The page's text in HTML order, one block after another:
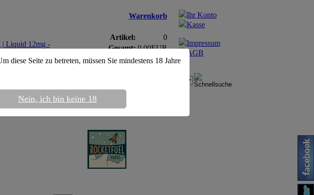
Warenkorb
Artikel:
0
Gesamt: 0,00EUR
Ihr Konto
Kasse
Impressum
AGB
Tobacco - nikotin 12mg
diese Seite zu betreten, müssen Sie mindestens 18 Jahre
Nein, ich bin keine 18